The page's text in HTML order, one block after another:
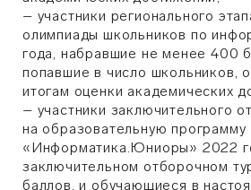
– участники регионального
олимпиады школьников по
года, набравшие не менее 400
попавшие в число школьников,
итогам оценки академических
– участники заключительного
на образовательную программу
«Информатика.Юниоры» 2022
заключительном отборочном
баллов, и обучающиеся в